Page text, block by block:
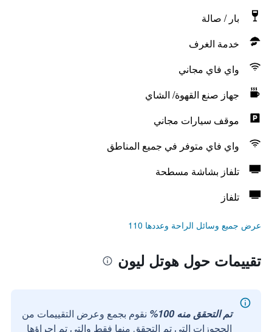
بار / صالة
خدمة الغرف
واي فاي مجاني
جهاز صنع القهوة/ الشاي
موقف سيارات مجاني
واي فاي متوفر في جميع المناطق
تلفاز بشاشة مسطحة
تلفاز
عرض جميع وسائل الراحة وعددها 110
تقييمات حول هوتل ليون
تم التحقق منه 100%
نقوم بجمع وعرض التقييمات من
الحجوزات التي تم التحقق منها فقط والتي تم إجراؤها